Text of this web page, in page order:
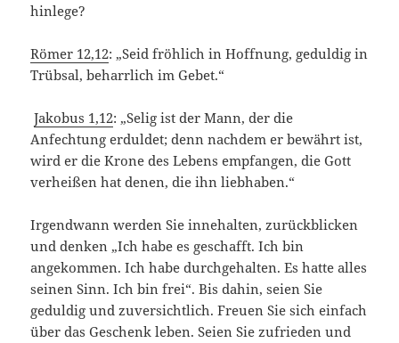
hinlege?
Römer 12,12: „Seid fröhlich in Hoffnung, geduldig in
Trübsal, beharrlich im Gebet.“
Jakobus 1,12: „Selig ist der Mann, der die
Anfechtung erduldet; denn nachdem er bewährt ist,
wird er die Krone des Lebens empfangen, die Gott
verheißen hat denen, die ihn liebhaben.“
Irgendwann werden Sie innehalten, zurückblicken
und denken „Ich habe es geschafft. Ich bin
angekommen. Ich habe durchgehalten. Es hatte alles
seinen Sinn. Ich bin frei“. Bis dahin, seien Sie
geduldig und zuversichtlich. Freuen Sie sich einfach
über das Geschenk leben. Seien Sie zufrieden und